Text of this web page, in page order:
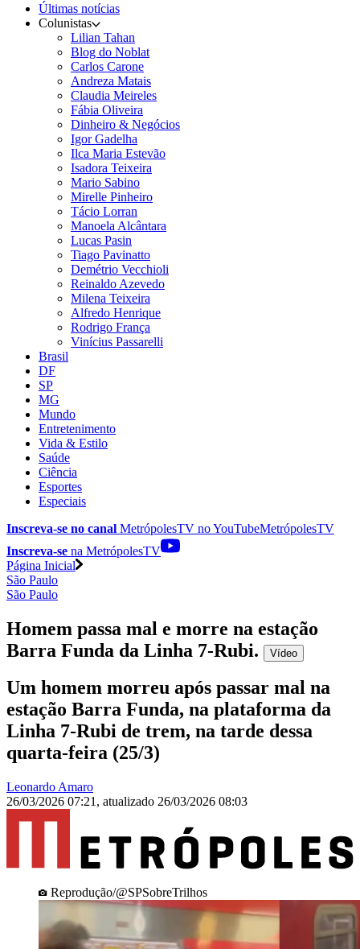
Últimas notícias
Colunistas
Lilian Tahan
Blog do Noblat
Carlos Carone
Andreza Matais
Claudia Meireles
Fábia Oliveira
Dinheiro & Negócios
Igor Gadelha
Ilca Maria Estevão
Isadora Teixeira
Mario Sabino
Mirelle Pinheiro
Tácio Lorran
Manoela Alcântara
Lucas Pasin
Tiago Pavinatto
Demétrio Vecchioli
Reinaldo Azevedo
Milena Teixeira
Alfredo Henrique
Rodrigo França
Vinícius Passarelli
Brasil
DF
SP
MG
Mundo
Entretenimento
Vida & Estilo
Saúde
Ciência
Esportes
Especiais
Inscreva-se no canal MetrópolesTV noYouTubeMetrópolesTV
Inscreva-se na MetrópolesTV
Página Inicial
São Paulo
São Paulo
Homem passa mal e morre na estação
Barra Funda da Linha 7-Rubi. Vídeo
Um homem morreu após passar mal na
estação Barra Funda, na plataforma da
Linha 7-Rubi de trem, na tarde dessa
quarta-feira (25/3)
Leonardo Amaro
26/03/2026 07:21 , atualizado 26/03/2026 08:03
Reprodução/@SPSobreTrilhos